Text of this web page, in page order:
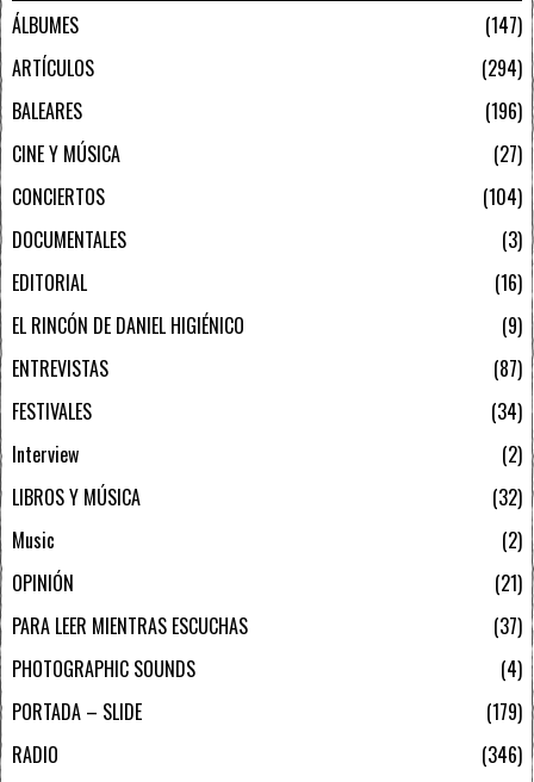
ÁLBUMES
147
ARTÍCULOS
294
BALEARES
196
CINE Y MÚSICA
27
CONCIERTOS
104
DOCUMENTALES
3
EDITORIAL
16
EL RINCÓN DE DANIEL HIGIÉNICO
9
ENTREVISTAS
87
FESTIVALES
34
Interview
2
LIBROS Y MÚSICA
32
Music
2
OPINIÓN
21
PARA LEER MIENTRAS ESCUCHAS
37
PHOTOGRAPHIC SOUNDS
4
PORTADA – SLIDE
179
RADIO
346